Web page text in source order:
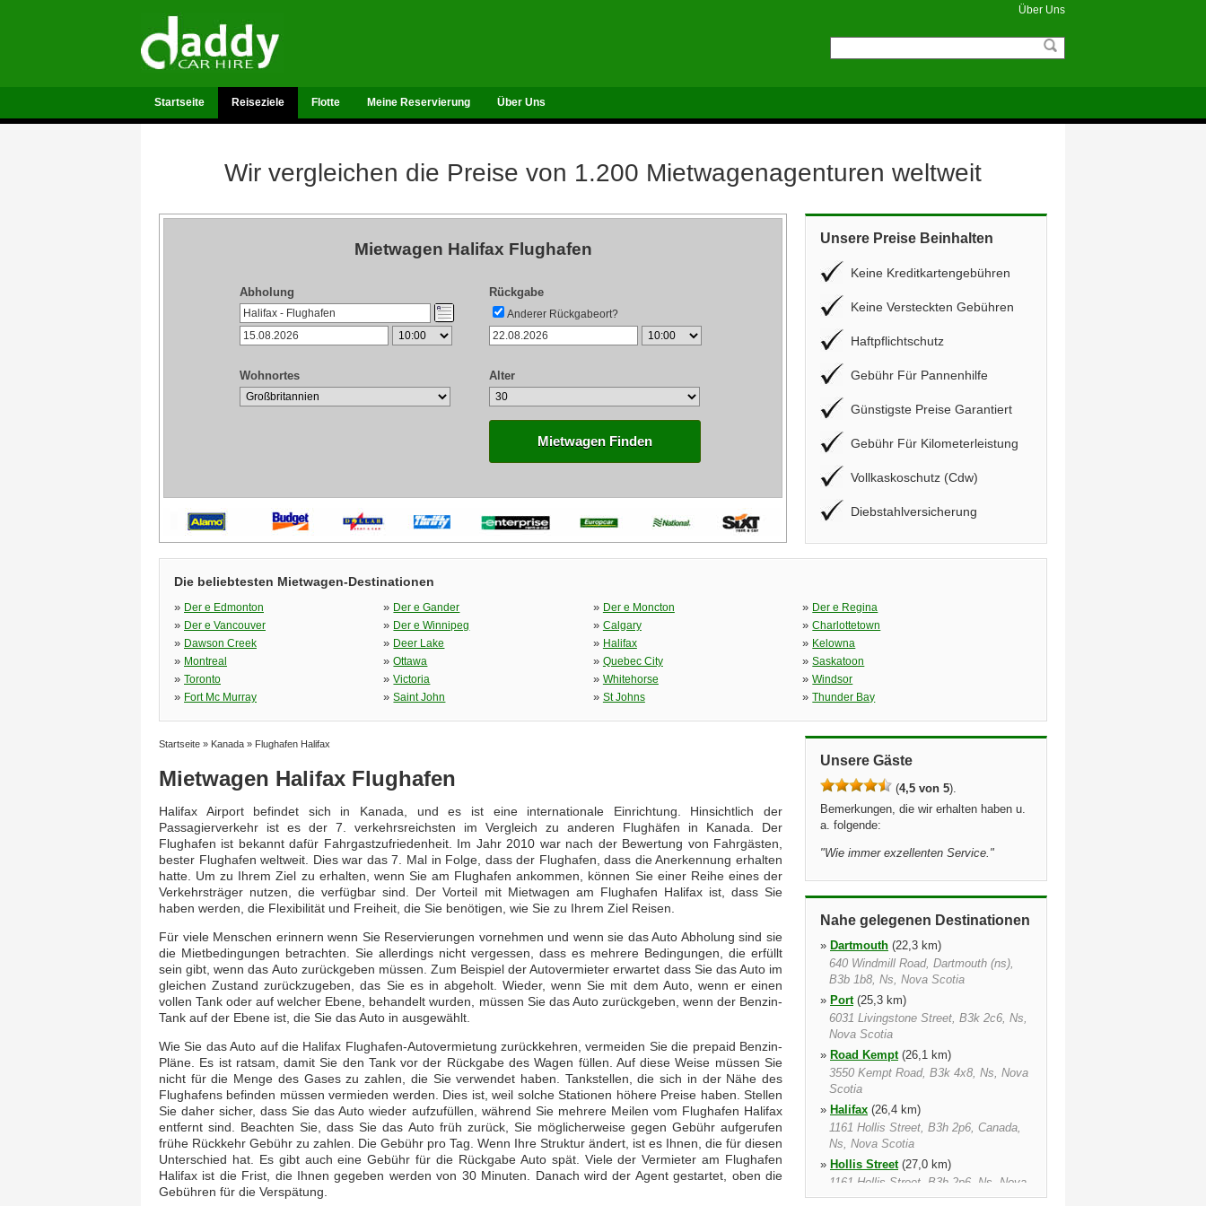
Über Uns
Startseite Reiseziele Flotte Meine Reservierung Über Uns
Wir vergleichen die Preise von 1.200 Mietwagenagenturen weltweit
Mietwagen Halifax Flughafen
Abholung Rückgabe
Anderer Rückgabeort?
Wohnortes Alter
Mietwagen Finden
Unsere Preise Beinhalten
Keine Kreditkartengebühren
Keine Versteckten Gebühren
Haftpflichtschutz
Gebühr Für Pannenhilfe
Günstigste Preise Garantiert
Gebühr Für Kilometerleistung
Vollkaskoschutz (Cdw)
Diebstahlversicherung
Die beliebtesten Mietwagen-Destinationen
» Der e Edmonton » Der e Gander » Der e Moncton » Der e Regina
» Der e Vancouver » Der e Winnipeg » Calgary »Charlottetown
» Dawson Creek » Deer Lake » Halifax » Kelowna
» Montreal »Ottawa » Quebec City »Saskatoon
» Toronto »Victoria » Whitehorse »Windsor
» Fort Mc Murray »Saint John » St Johns »Thunder Bay
Startseite » Kanada » Flughafen Halifax
Mietwagen Halifax Flughafen
Halifax Airport befindet sich in Kanada, und es ist eine internationale Einrichtung. Hinsichtlich der
Passagierverkehr ist es der 7. verkehrsreichsten im Vergleich zu anderen Flughäfen in Kanada. Der
Flughafen ist bekannt dafür Fahrgastzufriedenheit. Im Jahr 2010 war nach der Bewertung von Fahrgästen,
bester Flughafen weltweit. Dies war das 7. Mal in Folge, dass der Flughafen, dass die Anerkennung erhalten
hatte. Um zu Ihrem Ziel zu erhalten, wenn Sie am Flughafen ankommen, können Sie einer Reihe eines der
Verkehrsträger nutzen, die verfügbar sind. Der Vorteil mit Mietwagen am Flughafen Halifax ist, dass Sie
haben werden, die Flexibilität und Freiheit, die Sie benötigen, wie Sie zu Ihrem Ziel Reisen.
Für viele Menschen erinnern wenn Sie Reservierungen vornehmen und wenn sie das Auto Abholung sind sie
die Mietbedingungen betrachten. Sie allerdings nicht vergessen, dass es mehrere Bedingungen, die erfüllt
sein gibt, wenn das Auto zurückgeben müssen. Zum Beispiel der Autovermieter erwartet dass Sie das Auto im
gleichen Zustand zurückzugeben, das Sie es in abgeholt. Wieder, wenn Sie mit dem Auto, wenn er einen
vollen Tank oder auf welcher Ebene, behandelt wurden, müssen Sie das Auto zurückgeben, wenn der Benzin-
Tank auf der Ebene ist, die Sie das Auto in ausgewählt.
Wie Sie das Auto auf die Halifax Flughafen-Autovermietung zurückkehren, vermeiden Sie die prepaid Benzin-
Pläne. Es ist ratsam, damit Sie den Tank vor der Rückgabe des Wagen füllen. Auf diese Weise müssen Sie
nicht für die Menge des Gases zu zahlen, die Sie verwendet haben. Tankstellen, die sich in der Nähe des
Flughafens befinden müssen vermieden werden. Dies ist, weil solche Stationen höhere Preise haben. Stellen
Sie daher sicher, dass Sie das Auto wieder aufzufüllen, während Sie mehrere Meilen vom Flughafen Halifax
entfernt sind. Beachten Sie, dass Sie das Auto früh zurück, Sie möglicherweise gegen Gebühr aufgerufen
frühe Rückkehr Gebühr zu zahlen. Die Gebühr pro Tag. Wenn Ihre Struktur ändert, ist es Ihnen, die für diesen
Unterschied hat. Es gibt auch eine Gebühr für die Rückgabe Auto spät. Viele der Vermieter am Flughafen
Halifax ist die Frist, die Ihnen gegeben werden von 30 Minuten. Danach wird der Agent gestartet, oben die
Gebühren für die Verspätung.
Unsere Gäste
(4,5 von 5).
Bemerkungen, die wir erhalten haben u.
a. folgende:
"Wie immer exzellenten Service. "
Nahe gelegenen Destinationen
» Dartmouth (22,3 km)
640 Windmill Road, Dartmouth (ns),
B3b 1b8, Ns, Nova Scotia
» Port(25,3 km)
6031 Livingstone Street, B3k 2c6, Ns,
Nova Scotia
» Road Kempt(26,1 km)
3550 Kempt Road, B3k 4x8, Ns, Nova
Scotia
» Halifax (26,4 km)
1161 Hollis Street, B3h 2p6, Canada,
Ns, Nova Scotia
» Hollis Street(27,0 km)
1161 Hollis Street, B3h 2p6, Ns, Nova
Scotia